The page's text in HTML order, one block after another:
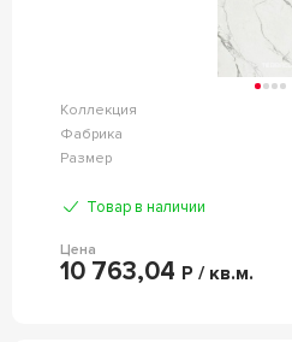
Коллекция
Фабрика
Размер
Товар в наличии
Цена
10 763,04 Р / кв.м.